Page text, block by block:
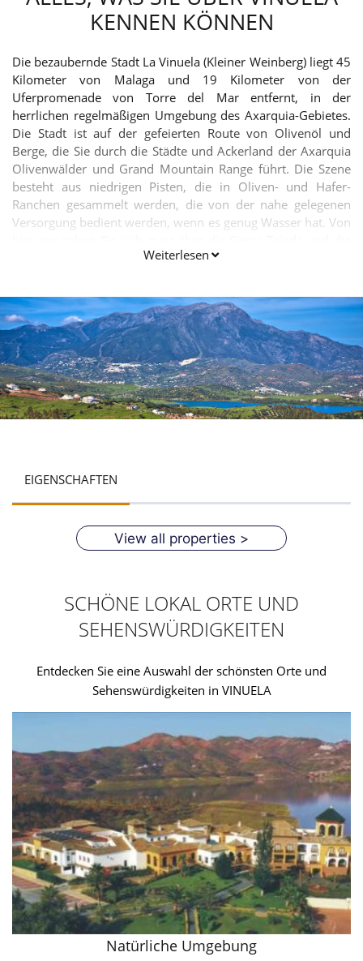
KENNEN KÖNNEN
Die bezaubernde Stadt La Vinuela (Kleiner Weinberg) liegt 45
Kilometer von Malaga und 19 Kilometer von der
Uferpromenade von Torre del Mar entfernt, in der
herrlichen regelmäßigen Umgebung des Axarquia-Gebietes.
Die Stadt ist auf der gefeierten Route von Olivenöl und
Berge, die Sie durch die Städte und Ackerland der Axarquia
Olivenwälder und Grand Mountain Range führt. Die Szene
besteht aus niedrigen Pisten, die in Oliven- und Hafer-
Ranchen gesammelt werden, die von der nahe gelegenen
Versorgung bedient werden, wenn es genug Wasser hat. Von
Berge des Boquete de Zafarraya, und unterhalb der Strecke
Weiterlesen
EIGENSCHAFTEN
View all properties >
SCHÖNE LOKAL ORTE UND
SEHENSWÜRDIGKEITEN
Entdecken Sie eine Auswahl der schönsten Orte und
Sehenswürdigkeiten in VINUELA
Natürliche Umgebung